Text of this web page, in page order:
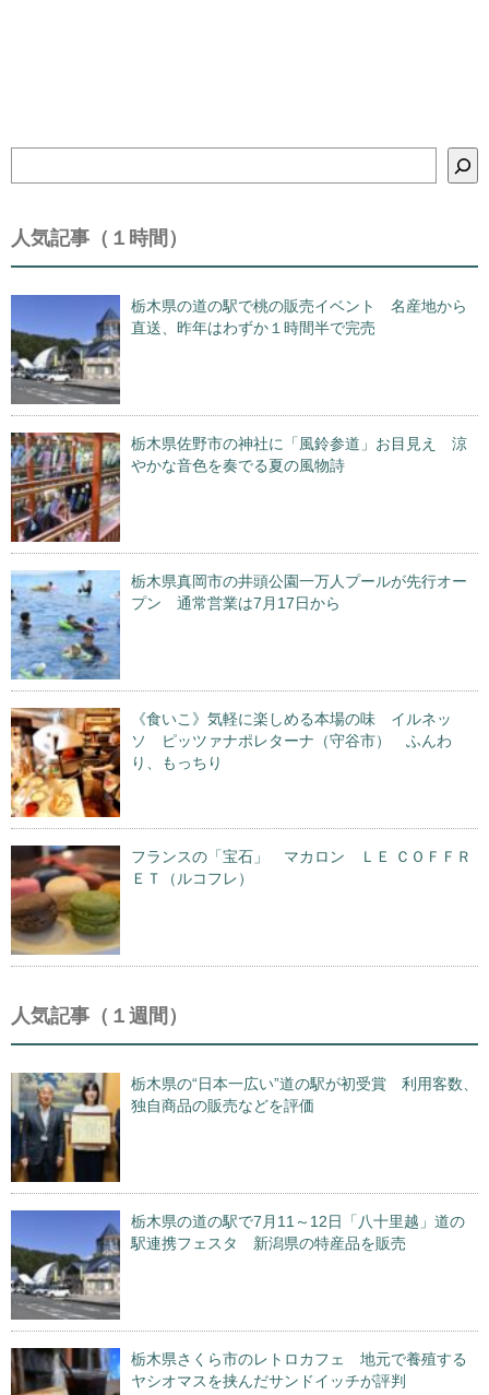
索
人気記事（１時間）
栃木県の道の駅で桃の販売イベント 名産地から
直送、昨年はわずか１時間半で完売
栃木県佐野市の神社に「風鈴参道」お目見え 涼
やかな音色を奏でる夏の風物詩
栃木県真岡市の井頭公園一万人プールが先行オー
プン 通常営業は7月17日から
《食いこ》気軽に楽しめる本場の味 イルネッ
ソ ピッツァナポレターナ（守谷市） ふんわ
り、もっちり
フランスの「宝石」 マカロン ＬＥ ＣＯＦＦＲ
ＥＴ（ルコフレ）
人気記事（１週間）
栃木県の“日本一広い”道の駅が初受賞 利用客数、
独自商品の販売などを評価
栃木県の道の駅で7月11～12日「八十里越」道の
駅連携フェスタ 新潟県の特産品を販売
栃木県さくら市のレトロカフェ 地元で養殖する
ヤシオマスを挟んだサンドイッチが評判